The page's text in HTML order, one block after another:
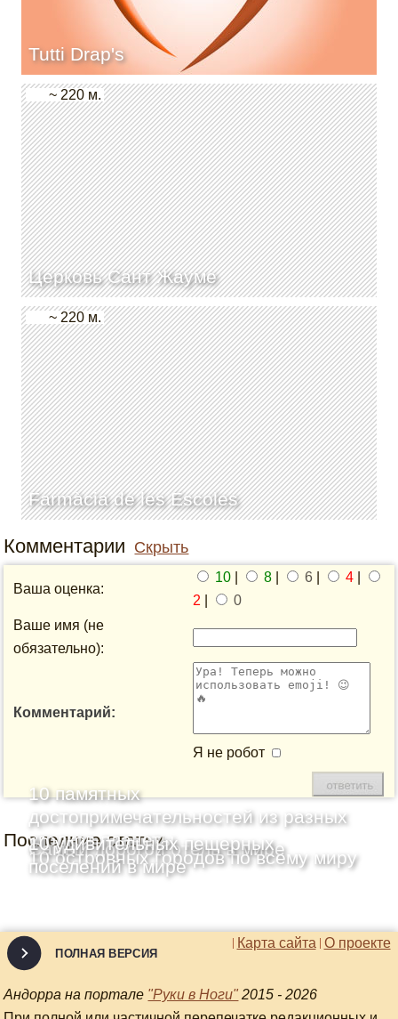
Tutti Drap's
Церковь Сант Жауме
~ 220 м.
Farmàcia de les Escoles
~ 220 м.
Комментарии Скрыть
Ваша оценка:
10 8 6 4
2
0
Ваше имя (не
обязательно):
Комментарий:
Я не робот
Последние статьи
10 памятных
достопримечательностей из разных
уголков планеты
Самый дорогой отель в мире
10 островных городов по всему миру
10 удивительных пещерных
поселений в мире
О проекте
Карта сайта
ПОЛНАЯ ВЕРСИЯ
Андорра на портале "Руки в Ноги" 2015 - 2026